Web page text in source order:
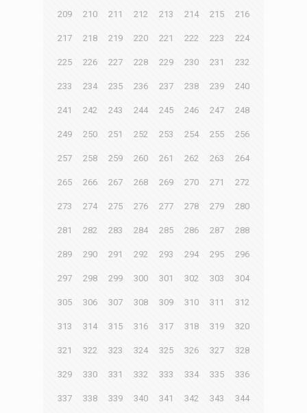
209 210 211 212 213 214 215 216
217 218 219 220 221 222 223 224
225 226 227 228 229 230 231 232
233 234 235 236 237 238 239 240
241 242 243 244 245 246 247 248
249 250 251 252 253 254 255 256
257 258 259 260 261 262 263 264
265 266 267 268 269 270 271 272
273 274 275 276 277 278 279 280
281 282 283 284 285 286 287 288
289 290 291 292 293 294 295 296
297 298 299 300 301 302 303 304
305 306 307 308 309 310 311 312
313 314 315 316 317 318 319 320
321 322 323 324 325 326 327 328
329 330 331 332 333 334 335 336
337 338 339 340 341 342 343 344